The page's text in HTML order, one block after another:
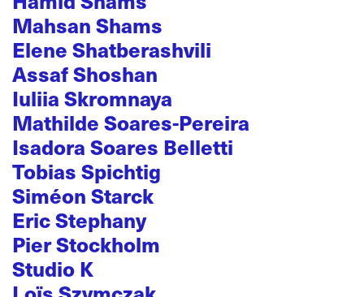
Mahsan Shams
Elene Shatberashvili
Assaf Shoshan
Iuliia Skromnaya
Mathilde Soares-Pereira
Isadora Soares Belletti
Tobias Spichtig
Siméon Starck
Eric Stephany
Pier Stockholm
Studio K